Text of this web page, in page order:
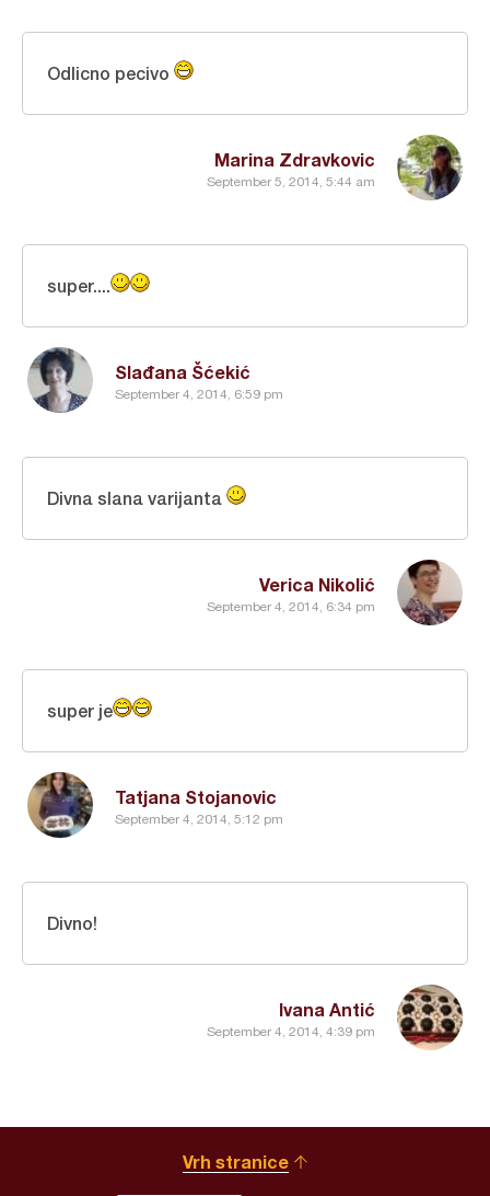
Marina Zdravkovic
September 5, 2014, 5:44 am
Odlicno pecivo
Slađana Šćekić
September 4, 2014, 6:59 pm
super....
Verica Nikolić
September 4, 2014, 6:34 pm
Divna slana varijanta
Tatjana Stojanovic
September 4, 2014, 5:12 pm
super je
Ivana Antić
September 4, 2014, 4:39 pm
Divno!
Vrh stranice